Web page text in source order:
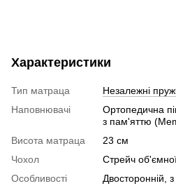
Характеристики
Тип матраца
Незалежні
Наповнювачі
Ортопедична
з пам'яттю
Висота матраца
23 см
Чохол
Стрейч
Особливості
Двосторонній,